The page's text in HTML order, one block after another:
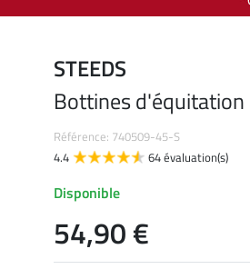
STEEDS
Bottines d'équitation
Référence: 740509-45-S
4.4
64 évaluation(s)
Disponible
54,90 €